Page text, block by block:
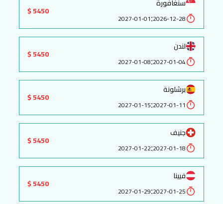
سنغافورة
2026-12-28
:
2027-01-01
5450 $
لندن
2027-01-04
:
2027-01-08
5450 $
برشلونة
2027-01-11
:
2027-01-15
5450 $
جنيف
2027-01-18
:
2027-01-22
5450 $
فيينا
2027-01-25
:
2027-01-29
5450 $